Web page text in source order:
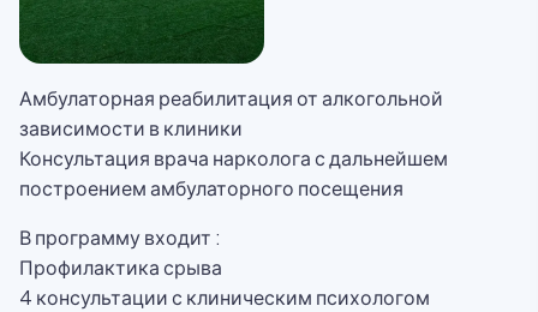
Амбулаторная реабилитация от алкогольной
зависимости в клиники
Консультация врача нарколога с дальнейшем
построением амбулаторного посещения
В программу входит :
Профилактика срыва
4 консультации с клиническим психологом